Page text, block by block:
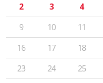
2
3 4
9
10 11
16
17 18
23
24 25